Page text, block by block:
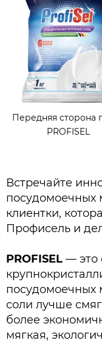
Передняя сторона
PROFISEL
Встречайте
клиентки,
Профисель и
PROFISEL — это
соли лучше
более
мягкая,